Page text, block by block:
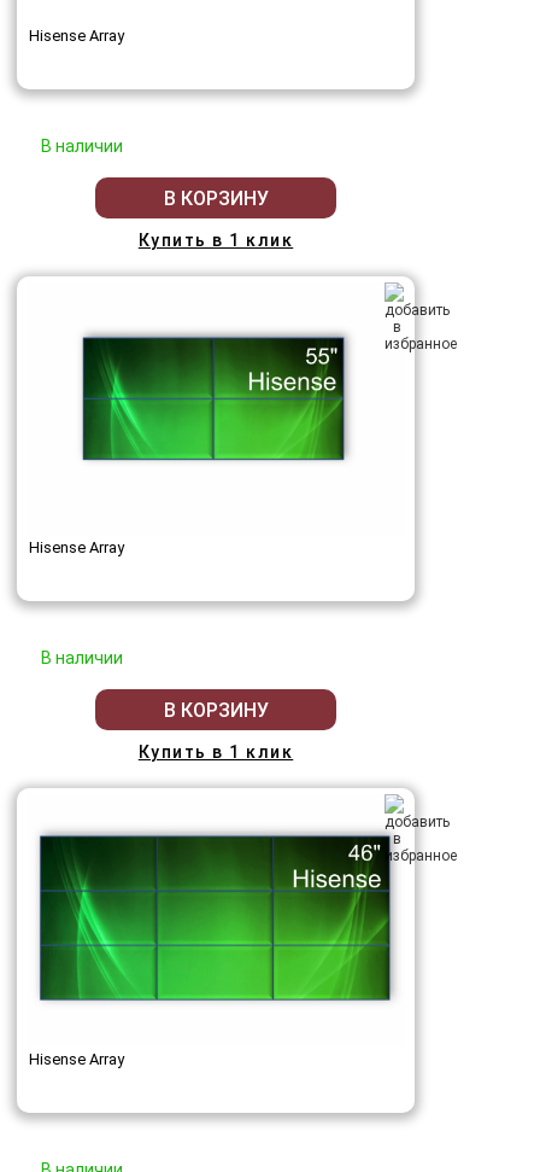
Hisense Array
В наличии
В КОРЗИНУ
Купить в 1 клик
Hisense Array
В наличии
В КОРЗИНУ
Купить в 1 клик
Hisense Array